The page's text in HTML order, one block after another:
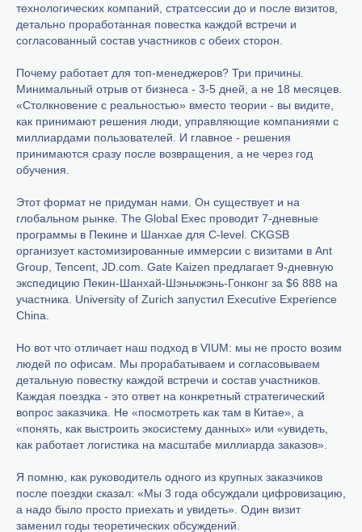
технологических компаний, стратсессии до и после визитов,
детально проработанная повестка каждой встречи и
согласованный состав участников с обеих сторон.
Почему работает для топ-менеджеров? Три причины.
Минимальный отрыв от бизнеса - 3-5 дней, а не 18 месяцев.
«Столкновение с реальностью» вместо теории - вы видите,
как принимают решения люди, управляющие компаниями с
миллиардами пользователей. И главное - решения
принимаются сразу после возвращения, а не через год
обучения.
Этот формат не придуман нами. Он существует и на
глобальном рынке. The Global Exec проводит 7-дневные
программы в Пекине и Шанхае для C-level. CKGSB
организует кастомизированные иммерсии с визитами в Ant
Group, Tencent, JD.com. Gate Kaizen предлагает 9-дневную
экспедицию Пекин-Шанхай-Шэньчжэнь-Гонконг за $6 888 на
участника. University of Zurich запустил Executive Experience
China.
Но вот что отличает наш подход в VIUM: мы не просто возим
людей по офисам. Мы прорабатываем и согласовываем
детальную повестку каждой встречи и состав участников.
Каждая поездка - это ответ на конкретный стратегический
вопрос заказчика. Не «посмотреть как там в Китае», а
«понять, как выстроить экосистему данных» или «увидеть,
как работает логистика на масштабе миллиарда заказов».
Я помню, как руководитель одного из крупных заказчиков
после поездки сказал: «Мы 3 года обсуждали цифровизацию,
а надо было просто приехать и увидеть». Один визит
заменил годы теоретических обсуждений.